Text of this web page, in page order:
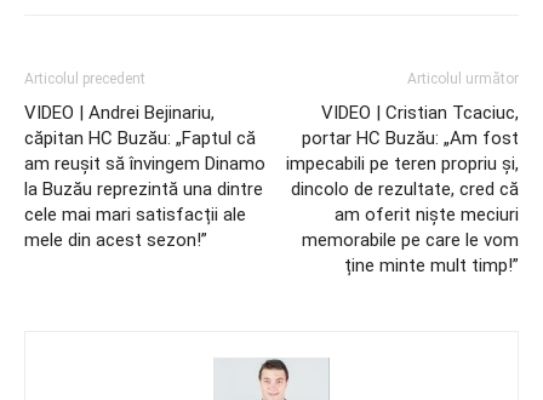
Articolul precedent
VIDEO | Andrei Bejinariu,
căpitan HC Buzău: „Faptul că
am reușit să învingem Dinamo
la Buzău reprezintă una dintre
cele mai mari satisfacții ale
mele din acest sezon!”
Articolul următor
VIDEO | Cristian Tcaciuc,
portar HC Buzău: „Am fost
impecabili pe teren propriu și,
dincolo de rezultate, cred că
am oferit niște meciuri
memorabile pe care le vom
ține minte mult timp!”